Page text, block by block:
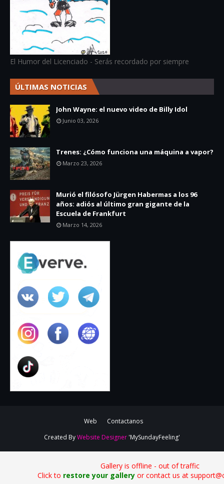
El Humor del Licenciado - Serás recordado por siempre
ÚLTIMAS NOTICIAS
John Wayne: el nuevo video de Billy Idol
Junio 03, 2026
Trenes: ¿Cómo funciona una máquina a vapor?
Marzo 23, 2026
Murió el filósofo Jürgen Habermas a los 96
años: adiós al último gran gigante de la
Escuela de Frankfurt
Marzo 14, 2026
Web
Contactanos
Created ByWebsite Designer 'MySundayFeeling'
Gallery is offline - out of traffic
Click to restore your galleryor contact us at